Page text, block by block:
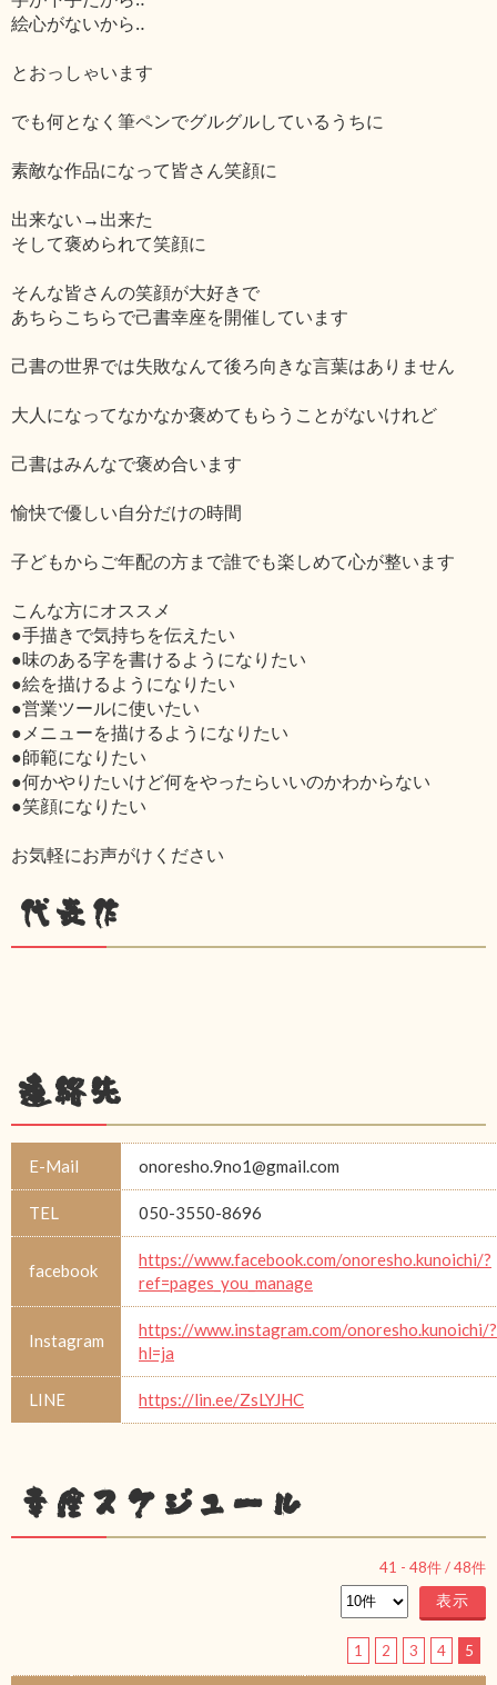
絵心がないから‥
とおっしゃいます
でも何となく筆ペンでグルグルしているうちに
素敵な作品になって皆さん笑顔に
出来ない→出来た
そして褒められて笑顔に
そんな皆さんの笑顔が大好きで
あちらこちらで己書幸座を開催しています
己書の世界では失敗なんて後ろ向きな言葉はありません
大人になってなかなか褒めてもらうことがないけれど
己書はみんなで褒め合います
愉快で優しい自分だけの時間
子どもからご年配の方まで誰でも楽しめて心が整います
こんな方にオススメ
●手描きで気持ちを伝えたい
●味のある字を書けるようになりたい
●絵を描けるようになりたい
●営業ツールに使いたい
●メニューを描けるようになりたい
●師範になりたい
●何かやりたいけど何をやったらいいのかわからない
●笑顔になりたい
お気軽にお声がけください
代表作
連絡先
E-Mail onoresho.9no1@gmail.com
TEL 050-3550-8696
facebook
https://www.facebook.com/onoresho.kunoichi/?
ref=pages_you_manage
Instagram
https://www.instagram.com/onoresho.kunoichi/?
hl=ja
LINE https://lin.ee/ZsLYJHC
幸座スケジュール
41 - 48件 /48件
1 2 3 4 5